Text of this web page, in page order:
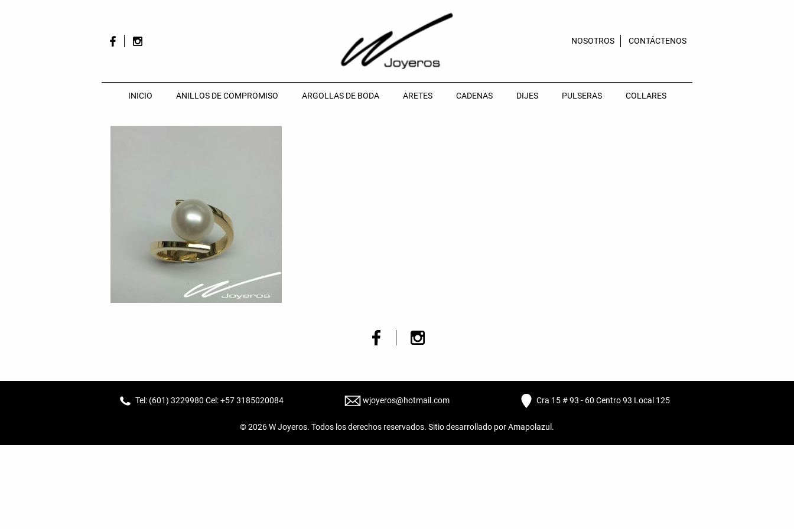
NOSOTROS CONTÁCTENOS
INICIO ANILLOS DE COMPROMISO ARGOLLAS DE BODA ARETES CADENAS DIJES PULSERAS COLLARES
Tel: (601) 3229980 Cel: +57 3185020084 wjoyeros@hotmail.com Cra 15 # 93 - 60 Centro 93 Local 125
© 2026W Joyeros. Todos los derechos reservados. Sitio desarrollado porAmapolazul .